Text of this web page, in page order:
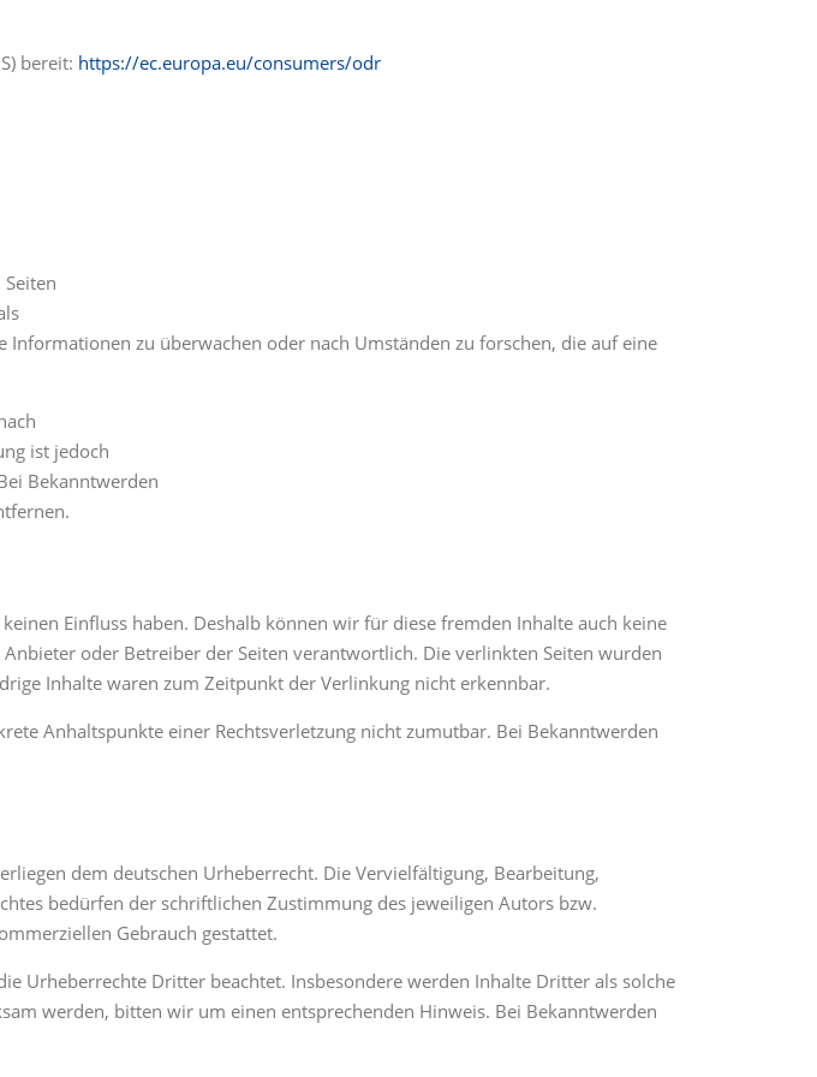
bereit: https://ec.europa.eu/consumers/odr
zu überwachen oder nach Umständen zu forschen, die auf eine
ist jedoch
Bekanntwerden
Einfluss haben. Deshalb können wir für diese fremden Inhalte auch keine
oder Betreiber der Seiten verantwortlich. Die verlinkten Seiten wurden
Inhalte waren zum Zeitpunkt der Verlinkung nicht erkennbar.
Anhaltspunkte einer Rechtsverletzung nicht zumutbar. Bei Bekanntwerden
dem deutschen Urheberrecht. Die Vervielfältigung, Bearbeitung,
bedürfen der schriftlichen Zustimmung des jeweiligen Autors bzw.
Gebrauch gestattet.
Urheberrechte Dritter beachtet. Insbesondere werden Inhalte Dritter als solche
werden, bitten wir um einen entsprechenden Hinweis. Bei Bekanntwerden